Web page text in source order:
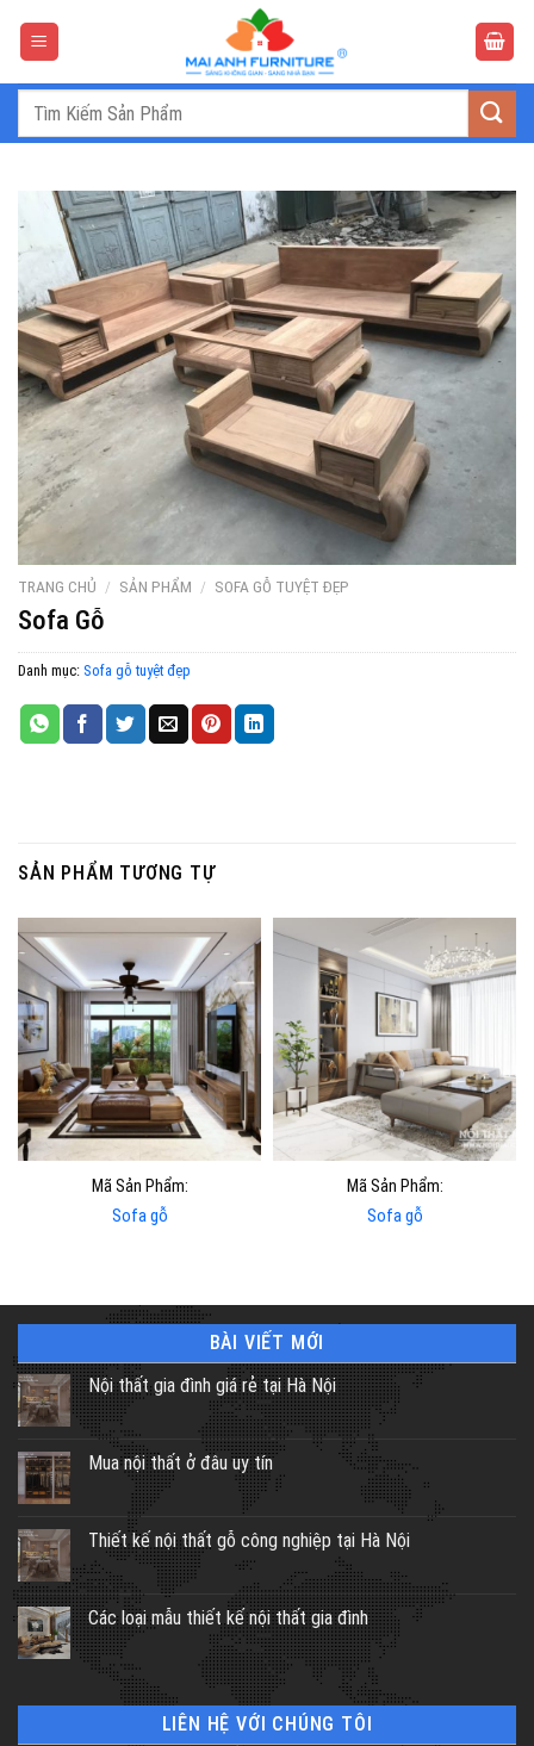
Tìm
TRANG CHỦ / SẢN PHẨM / SOFA GỖ TUYỆT ĐẸP
Sofa Gỗ
Danh mục: Sofa gỗ tuyệt đẹp
SẢN PHẨM TƯƠNG TỰ
Mã Sản Phẩm:
Sofa gỗ
Mã Sản Phẩm:
Sofa gỗ
BÀI VIẾT MỚI
Nội thất gia đình giá rẻ tại Hà Nội
Mua nội thất ở đâu uy tín
Thiết kế nội thất gỗ công nghiệp tại Hà Nội
Các loại mẫu thiết kế nội thất gia đình
LIÊN HỆ VỚI CHÚNG TÔI